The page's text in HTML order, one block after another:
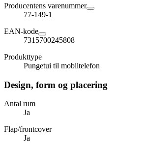
Producentens varenummer
77-149-1
EAN-kode
7315700245808
Produkttype
Pungetui til mobiltelefon
Design, form og placering
Antal rum
Ja
Flap/frontcover
Ja